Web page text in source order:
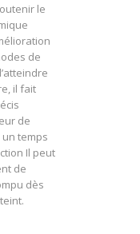
le
de
il fait
de
temps
Il peut
de
dès